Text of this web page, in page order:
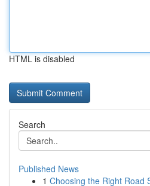
HTML is disabled
Search
Published News
1 Choosing the Right Road